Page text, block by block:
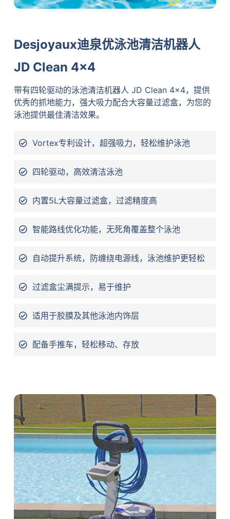
Desjoyaux迪泉优泳池清洁机器人
JD Clean 4×4
带有四轮驱动的泳池清洁机器人 JD Clean 4×4，提供
优秀的抓地能力，强大吸力配合大容量过滤盒，为您的
泳池提供最佳清洁效果。
Vortex专利设计，超强吸力，轻松维护泳池
四轮驱动，高效清洁泳池
内置5L大容量过滤盒，过滤精度高
智能路线优化功能，无死角覆盖整个泳池
自动提升系统，防缠绕电源线，泳池维护更轻松
过滤盒尘满提示，易于维护
适用于胶膜及其他泳池内饰层
配备手推车，轻松移动、存放